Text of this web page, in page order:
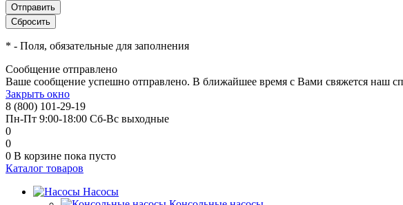
* - Поля, обязательные для заполнения
Сообщение отправлено
Ваше сообщение успешно отправлено. В ближайшее время с Вами свяжется наш
Закрыть окно
8 (800) 101-29-19
Пн-Пт 9:00-18:00 Сб-Вс выходные
0
0
0 В корзине пока пусто
Каталог товаров
Насосы